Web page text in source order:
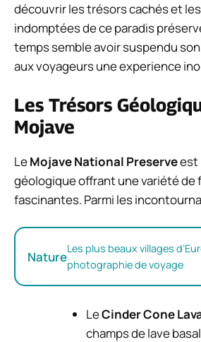
découvrir les trésors cachés et
indomptées de ce paradis
temps semble avoir suspendu
aux voyageurs une experience
Les Trésors
Mojave
LeMojave National Preserveest
géologique offrant une variété de
fascinantes. Parmi les
NatureLes plus beaux villages
photographie de voyage
LeCinder Cone
champs de lave